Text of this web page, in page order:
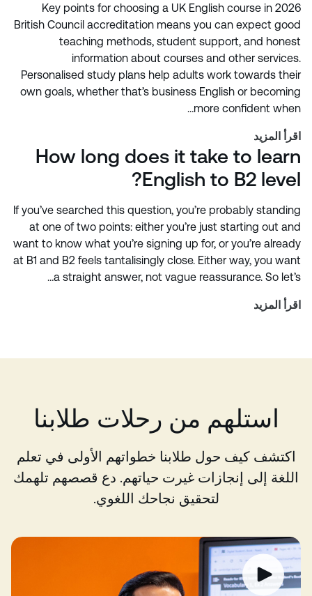
Key points for choosing a UK English course in 2026
British Council accreditation means you can expect good
teaching methods, student support, and honest
information about courses and other services.
Personalised study plans help adults work towards their
own goals, whether that’s business English or becoming
more confident when…
اقرأ المزيد
How long does it take to learn
English to B2 level?
If you’ve searched this question, you’re probably standing
at one of two points: either you’re just starting out and
want to know what you’re signing up for, or you’re already
at B1 and B2 feels tantalisingly close. Either way, you want
a straight answer, not vague reassurance. So let’s…
اقرأ المزيد
استلهم من رحلات طلابنا
اكتشف كيف حول طلابنا خطواتهم الأولى في تعلم
اللغة إلى إنجازات غيرت حياتهم. دع قصصهم تلهمك
لتحقيق نجاحك اللغوي.